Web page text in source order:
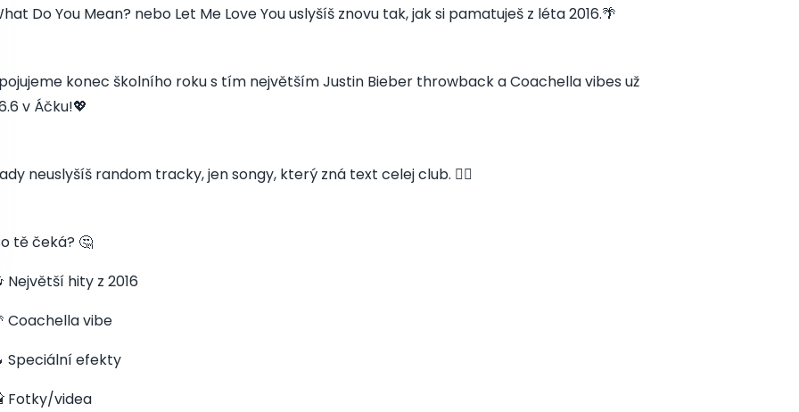
Do You Mean? nebo Let Me Love You uslyšíš znovu tak, jak si pamatuješ z léta 2016.🌴
konec školního roku s tím největším Justin Bieber throwback a Coachella vibes už
v Áčku!💖
neuslyšíš random tracky, jen songy, který zná text celej club. 👇🏻
tě čeká? 🤔
Největší hity z 2016
Coachella vibe
Speciální efekty
Fotky/videa